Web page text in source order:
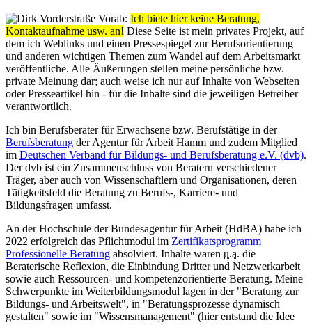
Vorab: Ich biete hier keine Beratung,
Kontaktaufnahme usw. an! Diese Seite ist mein privates Projekt, auf
dem ich Weblinks und einen Pressespiegel zur Berufsorientierung
und anderen wichtigen Themen zum Wandel auf dem Arbeitsmarkt
veröffentliche. Alle Äußerungen stellen meine persönliche bzw.
private Meinung dar; auch weise ich nur auf Inhalte von Webseiten
oder Presseartikel hin - für die Inhalte sind die jeweiligen Betreiber
verantwortlich.
Ich bin Berufsberater für Erwachsene bzw. Berufstätige in der
Berufsberatung der Agentur für Arbeit Hamm und zudem Mitglied
im Deutschen Verband für Bildungs- und Berufsberatung e.V. (dvb).
Der dvb ist ein Zusammenschluss von Beratern verschiedener
Träger, aber auch von Wissenschaftlern und Organisationen, deren
Tätigkeitsfeld die Beratung zu Berufs-, Karriere- und
Bildungsfragen umfasst.
An der Hochschule der Bundesagentur für Arbeit (HdBA) habe ich
2022 erfolgreich das Pflichtmodul im Zertifikatsprogramm
Professionelle Beratung absolviert. Inhalte waren u.a. die
Beraterische Reflexion, die Einbindung Dritter und Netzwerkarbeit
sowie auch Ressourcen- und kompetenzorientierte Beratung. Meine
Schwerpunkte im Weiterbildungsmodul lagen in der "Beratung zur
Bildungs- und Arbeitswelt", in "Beratungsprozesse dynamisch
gestalten" sowie im "Wissensmanagement" (hier entstand die Idee